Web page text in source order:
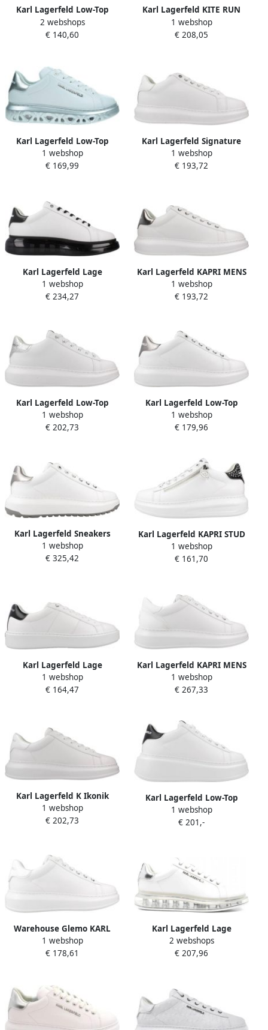
Karl Lagerfeld Low-Top
Sneakers Kapri Karl Nft Lo
Lace in wit
2 webshops
€ 140,60
Karl Lagerfeld KITE RUN
KNIT Wit
1 webshop
€ 208,05
Karl Lagerfeld Low-Top
Sneakers Kapri Kite Lo Lace
Lthr in wit
1 webshop
€ 169,99
Karl Lagerfeld Signature
Kapri Sneakers
1 webshop
€ 193,72
Karl Lagerfeld Lage
Sneakers KL52630N KAPRI
KUSHION
1 webshop
€ 234,27
Karl Lagerfeld KAPRI MENS
MAISON KARL LAC Wit
1 webshop
€ 193,72
Karl Lagerfeld Low-Top
Sneakers Kapri Signia
Rhinestone Lo in wit
1 webshop
€ 202,73
Karl Lagerfeld Low-Top
Sneakers Kapri Maison Karl
Lace in wit
1 webshop
€ 179,96
Karl Lagerfeld Sneakers
KL6753801S KAPRI LUG
1 webshop
€ 325,42
Karl Lagerfeld KAPRI STUD
ZIP LO LACE Wit
1 webshop
€ 161,70
Karl Lagerfeld Lage
Sneakers MAXI KUP RSG
Band Lo Lace
1 webshop
€ 164,47
Karl Lagerfeld KAPRI MENS
KARL NFT KOUNTE Wit
1 webshop
€ 267,33
Karl Lagerfeld K Ikonik
Kapri Sneakers
Vetersluiting Effen Patroon
1 webshop
€ 202,73
Karl Lagerfeld Low-Top
Sneakers Anakapri Karl Nft
Lo Lace in wit
1 webshop
€ 201,-
Warehouse Glemo KARL
LAGERFELD KAPRI KARL NFT
LO LACE Wit
1 webshop
€ 178,61
Karl Lagerfeld Lage
Sneakers KL52626A KAPRI
KUSHION
2 webshops
€ 207,96